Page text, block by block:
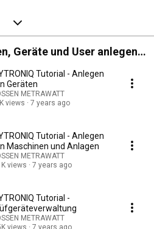
Geräte und User anlegen,
Tutorial - Anlegen
Geräten
METRAWATT
views
7 years ago
Tutorial - Anlegen
Maschinen und Anlagen
METRAWATT
views
7 years ago
Tutorial -
METRAWATT
views
7 years ago